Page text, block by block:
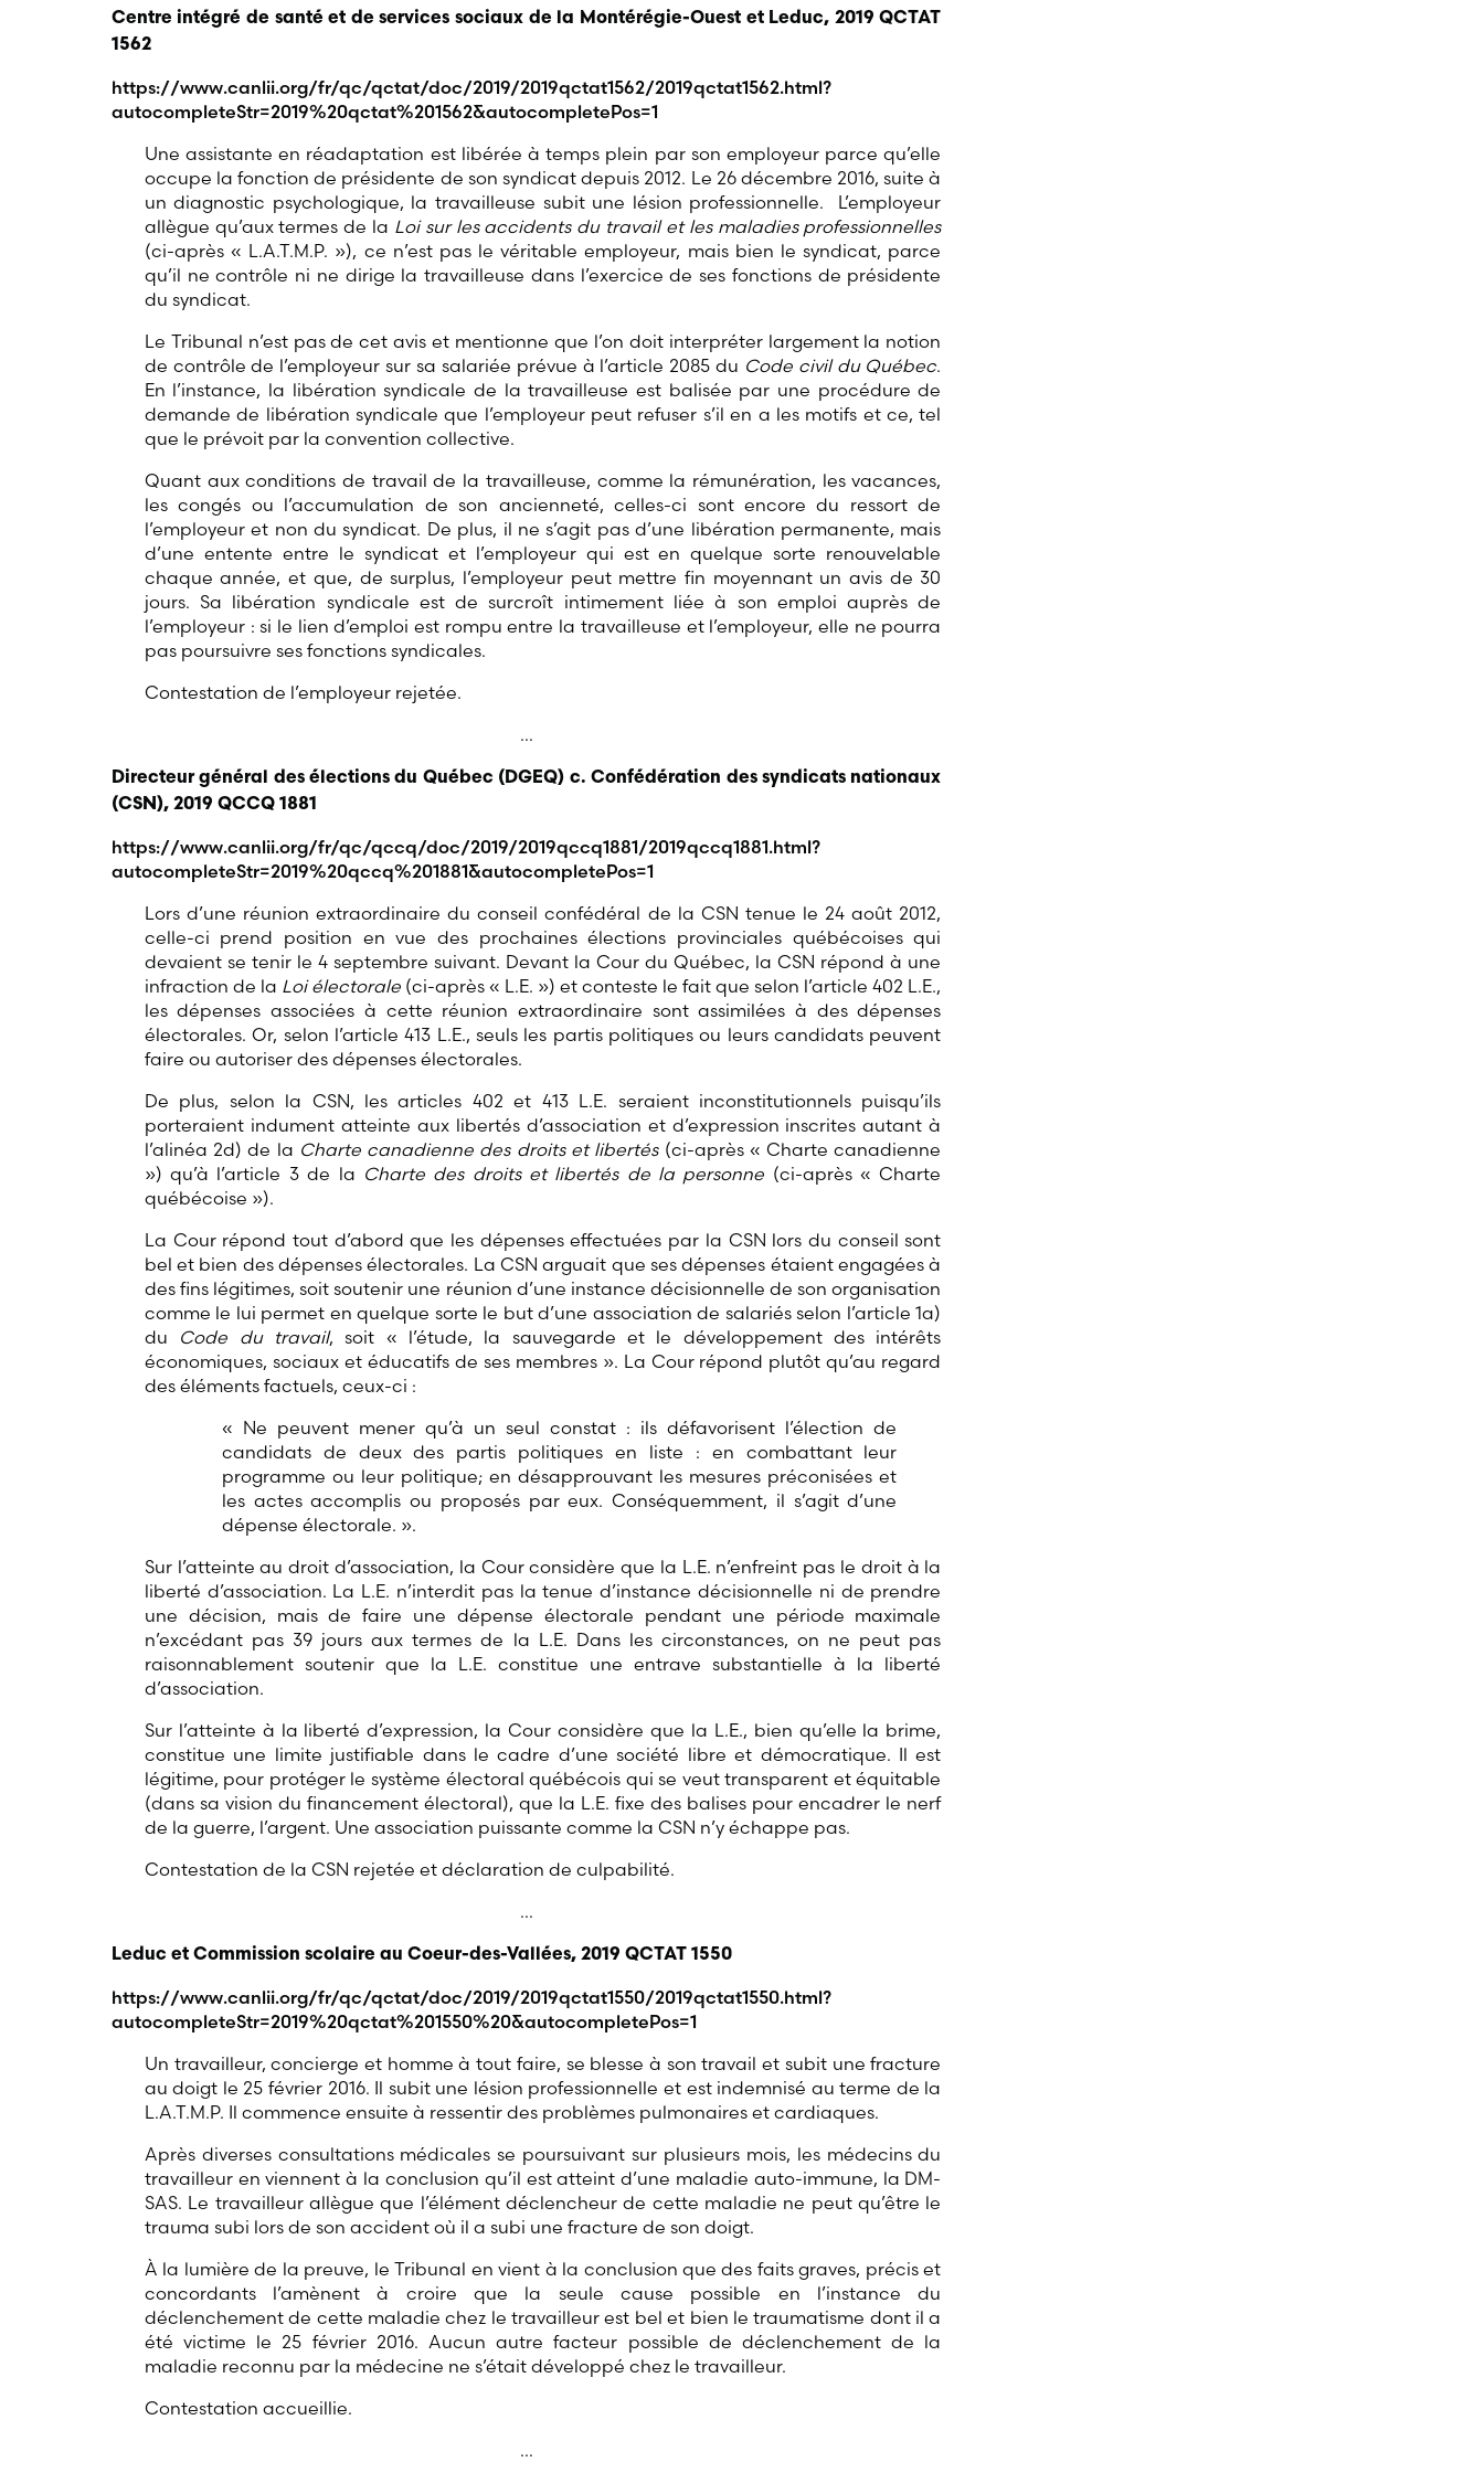
Centre intégré de santé et de services sociaux de la Montérégie-Ouest et Leduc, 2019 QCTAT
1562
https://www.canlii.org/fr/qc/qctat/doc/2019/2019qctat1562/2019qctat1562.html?
autocompleteStr=2019%20qctat%201562&autocompletePos=1
Une assistante en réadaptation est libérée à temps plein par son employeur parce qu’elle
occupe la fonction de présidente de son syndicat depuis 2012. Le 26 décembre 2016, suite à
un diagnostic psychologique, la travailleuse subit une lésion professionnelle. L’employeur
allègue qu’aux termes de la Loi sur les accidents du travail et les maladies professionnelles
(ci-après « L.A.T.M.P. »), ce n’est pas le véritable employeur, mais bien le syndicat, parce
qu’il ne contrôle ni ne dirige la travailleuse dans l’exercice de ses fonctions de présidente
du syndicat.
Le Tribunal n’est pas de cet avis et mentionne que l’on doit interpréter largement la notion
de contrôle de l’employeur sur sa salariée prévue à l’article 2085 du Code civil du Québec.
En l’instance, la libération syndicale de la travailleuse est balisée par une procédure de
demande de libération syndicale que l’employeur peut refuser s’il en a les motifs et ce, tel
que le prévoit par la convention collective.
Quant aux conditions de travail de la travailleuse, comme la rémunération, les vacances,
les congés ou l’accumulation de son ancienneté, celles-ci sont encore du ressort de
l’employeur et non du syndicat. De plus, il ne s’agit pas d’une libération permanente, mais
d’une entente entre le syndicat et l’employeur qui est en quelque sorte renouvelable
chaque année, et que, de surplus, l’employeur peut mettre fin moyennant un avis de 30
jours. Sa libération syndicale est de surcroît intimement liée à son emploi auprès de
l’employeur : si le lien d’emploi est rompu entre la travailleuse et l’employeur, elle ne pourra
pas poursuivre ses fonctions syndicales.
Contestation de l’employeur rejetée.
…
Directeur général des élections du Québec (DGEQ) c. Confédération des syndicats nationaux
(CSN), 2019 QCCQ 1881
https://www.canlii.org/fr/qc/qccq/doc/2019/2019qccq1881/2019qccq1881.html?
autocompleteStr=2019%20qccq%201881&autocompletePos=1
Lors d’une réunion extraordinaire du conseil confédéral de la CSN tenue le 24 août 2012,
celle-ci prend position en vue des prochaines élections provinciales québécoises qui
devaient se tenir le 4 septembre suivant. Devant la Cour du Québec, la CSN répond à une
infraction de la Loi électorale(ci-après « L.E. ») et conteste le fait que selon l’article 402 L.E.,
les dépenses associées à cette réunion extraordinaire sont assimilées à des dépenses
électorales. Or, selon l’article 413 L.E., seuls les partis politiques ou leurs candidats peuvent
faire ou autoriser des dépenses électorales.
De plus, selon la CSN, les articles 402 et 413 L.E. seraient inconstitutionnels puisqu’ils
porteraient indument atteinte aux libertés d’association et d’expression inscrites autant à
l’alinéa 2d) de la Charte canadienne des droits et libertés(ci-après « Charte canadienne
») qu’à l’article 3 de la Charte des droits et libertés de la personne (ci-après « Charte
québécoise »).
La Cour répond tout d’abord que les dépenses effectuées par la CSN lors du conseil sont
bel et bien des dépenses électorales. La CSN arguait que ses dépenses étaient engagées à
des fins légitimes, soit soutenir une réunion d’une instance décisionnelle de son organisation
comme le lui permet en quelque sorte le but d’une association de salariés selon l’article 1a)
du Code du travail, soit « l’étude, la sauvegarde et le développement des intérêts
économiques, sociaux et éducatifs de ses membres ». La Cour répond plutôt qu’au regard
des éléments factuels, ceux-ci :
« Ne peuvent mener qu’à un seul constat : ils défavorisent l’élection de
candidats de deux des partis politiques en liste : en combattant leur
programme ou leur politique; en désapprouvant les mesures préconisées et
les actes accomplis ou proposés par eux. Conséquemment, il s’agit d’une
dépense électorale. ».
Sur l’atteinte au droit d’association, la Cour considère que la L.E. n’enfreint pas le droit à la
liberté d’association. La L.E. n’interdit pas la tenue d’instance décisionnelle ni de prendre
une décision, mais de faire une dépense électorale pendant une période maximale
n’excédant pas 39 jours aux termes de la L.E. Dans les circonstances, on ne peut pas
raisonnablement soutenir que la L.E. constitue une entrave substantielle à la liberté
d’association.
Sur l’atteinte à la liberté d’expression, la Cour considère que la L.E., bien qu’elle la brime,
constitue une limite justifiable dans le cadre d’une société libre et démocratique. Il est
légitime, pour protéger le système électoral québécois qui se veut transparent et équitable
(dans sa vision du financement électoral), que la L.E. fixe des balises pour encadrer le nerf
de la guerre, l’argent. Une association puissante comme la CSN n’y échappe pas.
Contestation de la CSN rejetée et déclaration de culpabilité.
…
Leduc et Commission scolaire au Coeur-des-Vallées, 2019 QCTAT 1550
https://www.canlii.org/fr/qc/qctat/doc/2019/2019qctat1550/2019qctat1550.html?
autocompleteStr=2019%20qctat%201550%20&autocompletePos=1
Un travailleur, concierge et homme à tout faire, se blesse à son travail et subit une fracture
au doigt le 25 février 2016. Il subit une lésion professionnelle et est indemnisé au terme de la
L.A.T.M.P. Il commence ensuite à ressentir des problèmes pulmonaires et cardiaques.
Après diverses consultations médicales se poursuivant sur plusieurs mois, les médecins du
travailleur en viennent à la conclusion qu’il est atteint d’une maladie auto-immune, la DM-
SAS. Le travailleur allègue que l’élément déclencheur de cette maladie ne peut qu’être le
trauma subi lors de son accident où il a subi une fracture de son doigt.
À la lumière de la preuve, le Tribunal en vient à la conclusion que des faits graves, précis et
concordants l’amènent à croire que la seule cause possible en l’instance du
déclenchement de cette maladie chez le travailleur est bel et bien le traumatisme dont il a
été victime le 25 février 2016. Aucun autre facteur possible de déclenchement de la
maladie reconnu par la médecine ne s’était développé chez le travailleur.
Contestation accueillie.
…